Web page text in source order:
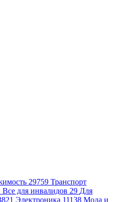
29759 Транспорт
Все для инвалидов 29 Для
Электроника 11138 Мода и